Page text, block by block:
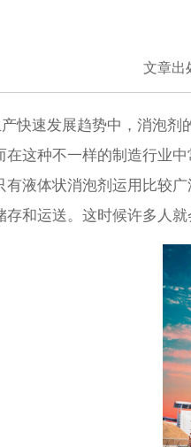
文章出
速发展趋势中，消泡剂
在这种不一样的制造行业
有液体状消泡剂运用比较
存和运送。这时候许多人就